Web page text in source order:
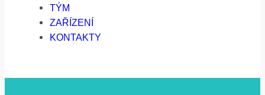
TÝM
ZAŘÍZENÍ
KONTAKTY